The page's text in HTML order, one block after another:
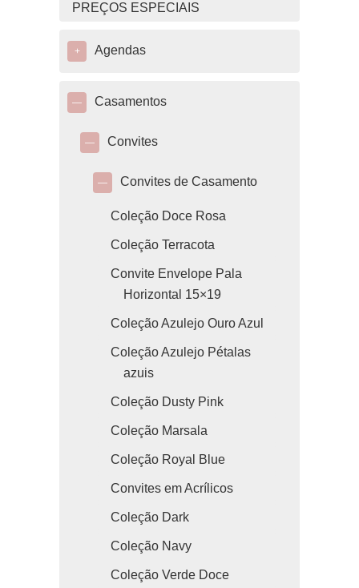
PREÇOS ESPECIAIS
+ Agendas
— Casamentos
— Convites
— Convites de Casamento
Coleção Doce Rosa
Coleção Terracota
Convite Envelope Pala
Horizontal 15×19
Coleção Azulejo Ouro Azul
Coleção Azulejo Pétalas
azuis
Coleção Dusty Pink
Coleção Marsala
Coleção Royal Blue
Convites em Acrílicos
Coleção Dark
Coleção Navy
Coleção Verde Doce